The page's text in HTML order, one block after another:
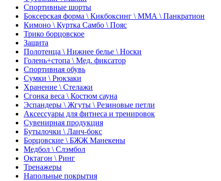
Спортивные шорты
Боксерская форма \ Кикбоксинг \ ММА \ Панкратион
Кимоно \ Куртка Самбо \ Пояс
Трико борцовское
Защита
Полотенца \ Нижнее белье \ Носки
Голень+стопа \ Мед. фиксатор
Спортивная обувь
Сумки \ Рюкзаки
Хранение \ Стелажи
Сгонка веса \ Костюм сауна
Эспандеры \ Жгуты \ Резиновые петли
Аксессуары для фитнеса и тренировок
Сувенирная продукция
Бутылочки \ Ланч-бокс
Борцовские \ БЖЖ Манекены
Медбол \ Слэмбол
Октагон \ Ринг
Тренажеры
Напольные покрытия